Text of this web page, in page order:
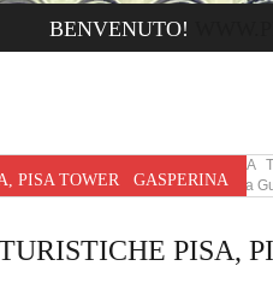
BENVENUTO!
PISA TOWER GASPERINA
GASPERINA
Torre di Pisa
PISA,